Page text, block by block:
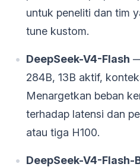
untuk peneliti dan tim
tune kustom.
DeepSeek-V4-Flash
284B, 13B aktif,
Menargetkan beban
terhadap latensi dan
atau tiga H100.
DeepSeek-V4-Flash-